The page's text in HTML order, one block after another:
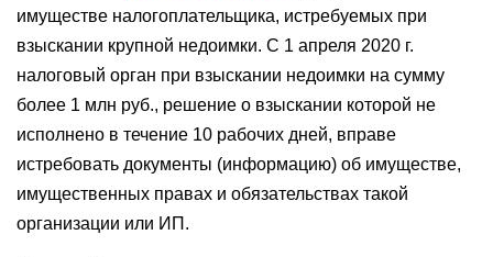
имуществе налогоплательщика, истребуемых при
взыскании крупной недоимки. С 1 апреля 2020 г.
налоговый орган при взыскании недоимки на сумму
более 1 млн руб., решение о взыскании которой не
исполнено в течение 10 рабочих дней, вправе
истребовать документы (информацию) об имуществе,
имущественных правах и обязательствах такой
организации или ИП.